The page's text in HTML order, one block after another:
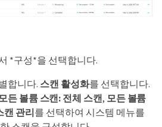
*구성*을 선택합니다.
합니다. 스캔 활성화를 선택합니다.
모든 볼륨 스캔: 전체 스캔, 모든 볼륨
캔 관리를 선택하여 시스템 메뉴를